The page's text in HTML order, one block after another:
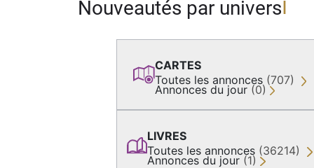
Nouveautés par univers
CARTES
Toutes les annonces (707)
Annonces du jour (0)
LIVRES
Toutes les annonces (36214)
Annonces du jour (1)